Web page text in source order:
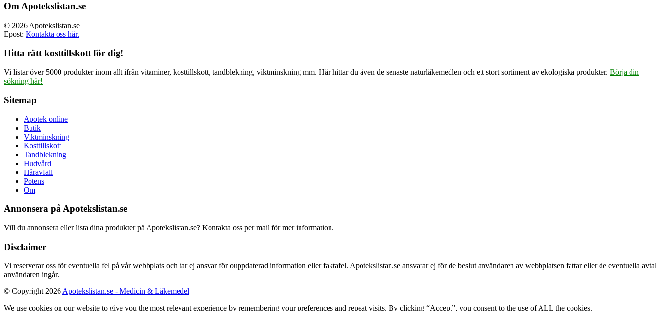
Om Apotekslistan.se
© 2026 Apotekslistan.se
Epost: Kontakta oss här.
Hitta rätt kosttillskott för dig!
Vi listar över 5000 produkter inom allt ifrån vitaminer, kosttillskott, tandblekning, viktminskning mm. Här hittar du även de senaste naturläkemedlen och ett stort sortiment av ekologiska produkter. Börja din
sökning här!
Sitemap
Apotek online
Butik
Viktminskning
Kosttillskott
Tandblekning
Hudvård
Håravfall
Potens
Om
Annonsera på Apotekslistan.se
Vill du annonsera eller lista dina produkter på Apotekslistan.se? Kontakta oss per mail för mer information.
Disclaimer
Vi reserverar oss för eventuella fel på vår webbplats och tar ej ansvar för ouppdaterad information eller faktafel. Apotekslistan.se ansvarar ej för de beslut användaren av webbplatsen fattar eller de eventuella avtal
användaren ingår.
© Copyright 2026 Apotekslistan.se - Medicin & Läkemedel
We use cookies on our website to give you the most relevant experience by remembering your preferences and repeat visits. By clicking “Accept”, you consent to the use of ALL the cookies.